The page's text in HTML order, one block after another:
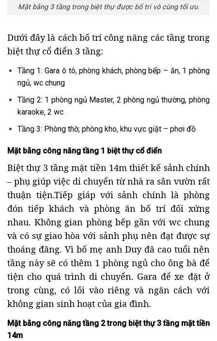
Mặt bằng 3 tầng trong biệt thự được bố trí vô cùng tối ưu.
Dưới đây là cách bố trí công năng các tầng trong
biệt thự cổ điển 3 tầng:
Tầng 1: Gara ô tô, phòng khách, phòng bếp – ăn, 1 phòng
ngủ, wc chung
Tầng 2: 1 phòng ngủ Master, 2 phòng ngủ thường, phòng
karaoke, 2 wc
Tầng 3: Phòng thờ, phòng kho, khu vực giặt – phơi đồ
Mặt bằng công năng tầng 1 biệt thự cổ điển
Biệt thự 3 tầng mặt tiền 14m thiết kế sảnh chính
– phụ giúp việc di chuyển từ nhà ra sân vườn rất
thuận tiện.Tiếp giáp với sảnh chính là phòng
đón tiếp khách và phòng ăn bố trí đối xứng
nhau. Không gian phòng bếp gần với wc chung
và có sự giao hòa với sảnh phụ nên đạt được sự
thoáng đãng. Vì bố mẹ anh Duy đã cao tuổi nên
tầng này sẽ có thêm 1 phòng ngủ cho ông bà để
tiện cho quá trình di chuyển. Gara để xe đặt ở
trong cùng, có lối vào riêng và ngăn cách với
không gian sinh hoạt của gia đình.
Mặt bằng công năng tầng 2 trong biệt thự 3 tầng mặt tiền
14m